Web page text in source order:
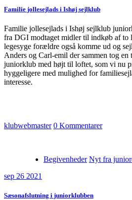
Familie jollesejlads i Ishøj sejlklub
Familie jollesejlads i Ishøj sejlklub
fra DGI modtaget midler til indkøb af to
legesyge forældre også komme ud og
Anders og Carl-emil der sammen tog
juniorklub med højt til loftet, som vi nu
hyggeligere med mulighed for
interesse.
klubwebmaster 0 Kommentarer
Begivenheder Nyt fra
sep 26 2021
Sæsonafslutning i juniorklubben